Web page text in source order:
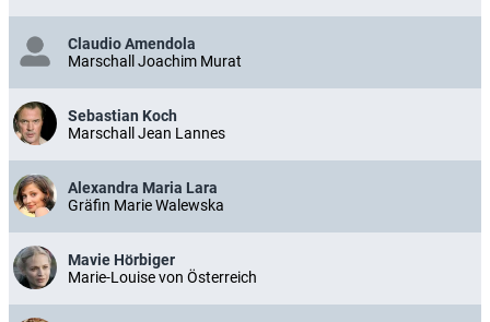
Claudio Amendola
Marschall Joachim Murat
Sebastian Koch
Marschall Jean Lannes
Alexandra Maria Lara
Gräfin Marie Walewska
Mavie Hörbiger
Marie-Louise von Österreich